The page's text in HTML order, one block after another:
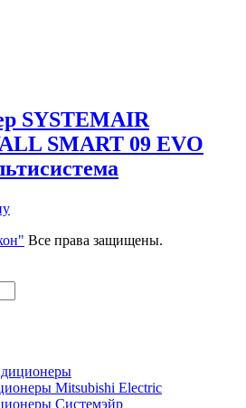
SYSTEMAIR
SMART 09 EVO
Все права защищены.
Mitsubishi Electric
Системэйр